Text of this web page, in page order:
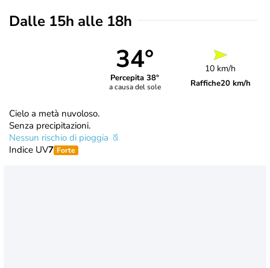
Dalle 15h alle 18h
34°
Percepita 38°
a causa del sole
10 km/h
Raffiche20 km/h
Cielo a metà nuvoloso.
Senza precipitazioni.
Nessun rischio di pioggia
Indice UV7 Forte